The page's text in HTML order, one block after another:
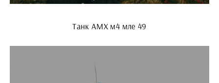
Танк АМХ м4 мле 49